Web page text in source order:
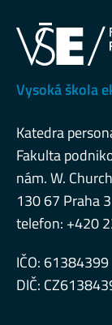
Vysoká škola
Katedra
Fakulta
nám. W.
130 67 Praha 3
telefon: +420
IČO: 61384399
DIČ: